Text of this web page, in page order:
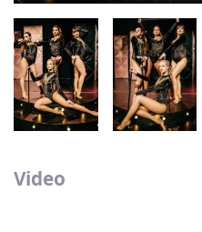
Video